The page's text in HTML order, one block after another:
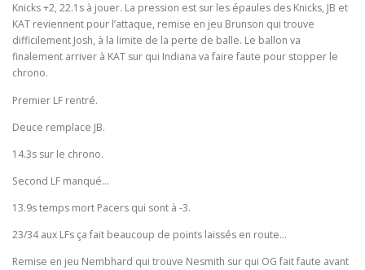
Knicks +2, 22.1s à jouer. La pression est sur les épaules des Knicks, JB et
KAT reviennent pour l’attaque, remise en jeu Brunson qui trouve
difficilement Josh, à la limite de la perte de balle. Le ballon va
finalement arriver à KAT sur qui Indiana va faire faute pour stopper le
chrono.
Premier LF rentré.
Deuce remplace JB.
14.3s sur le chrono.
Second LF manqué…
13.9s temps mort Pacers qui sont à -3.
23/34 aux LFs ça fait beaucoup de points laissés en route…
Remise en jeu Nembhard qui trouve Nesmith sur qui OG fait faute avant